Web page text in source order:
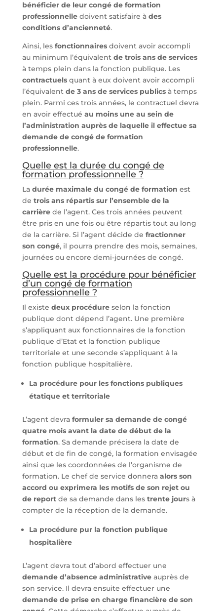
bénéficier de leur congé de formation
professionnelledoivent satisfaire à des
conditions d’ancienneté.
Ainsi, les fonctionnairesdoivent avoir accompli
au minimum l’équivalent de trois ans de services
à temps plein dans la fonction publique. Les
contractuelsquant à eux doivent avoir accompli
l’équivalent de 3 ans de services publicsà temps
plein. Parmi ces trois années, le contractuel devra
en avoir effectué au moins une au sein de
l’administration auprès de laquelle il effectue sa
demande de congé de formation
professionnelle.
Quelle est la durée du congé de
formation professionnelle ?
La durée maximale du congé de formation est
de trois ans répartis sur l’ensemble de la
carrièrede l’agent. Ces trois années peuvent
être pris en une fois ou être répartis tout au long
de la carrière. Si l’agent décide de fractionner
son congé, il pourra prendre des mois, semaines,
journées ou encore demi-journées de congé.
Quelle est la procédure pour bénéficier
d’un congé de formation
professionnelle ?
Il existe deux procédureselon la fonction
publique dont dépend l’agent. Une première
s’appliquant aux fonctionnaires de la fonction
publique d’Etat et la fonction publique
territoriale et une seconde s’appliquant à la
fonction publique hospitalière.
La procédure pour les fonctions publiques
étatique et territoriale
L’agent devra formuler sa demande de congé
quatre mois avant la date de début de la
formation. Sa demande précisera la date de
début et de fin de congé, la formation envisagée
ainsi que les coordonnées de l’organisme de
formation. Le chef de service donnera alors son
accord ou exprimera les motifs de son rejet ou
de reportde sa demande dans les trente jours à
compter de la réception de la demande.
La procédure pur la fonction publique
hospitalière
L’agent devra tout d’abord effectuer une
demande d’absence administrativeauprès de
son service. Il devra ensuite effectuer une
demande de prise en charge financière de son